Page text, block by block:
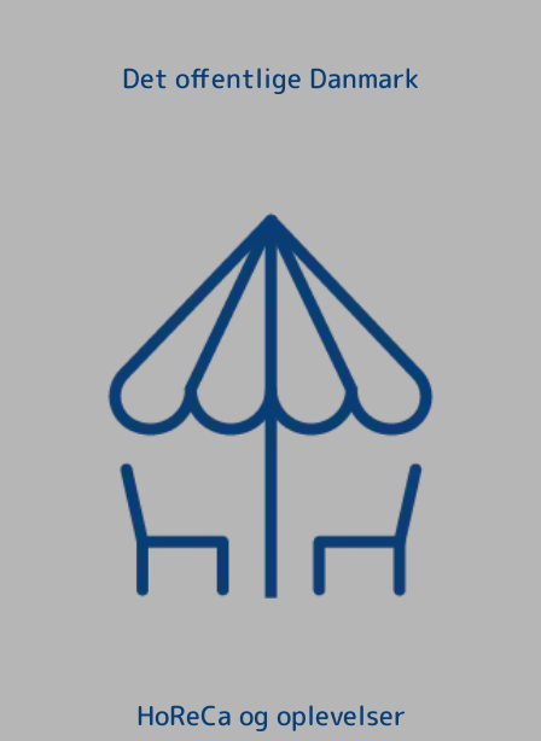
Det offentlige Danmark
HoReCa og oplevelser